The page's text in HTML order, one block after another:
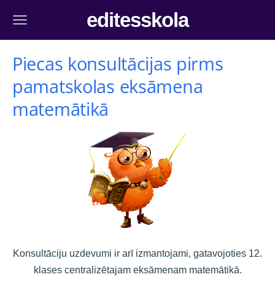
editesskola
Piecas konsultācijas pirms
pamatskolas eksāmena
matemātikā
Konsultāciju uzdevumi ir arī izmantojami, gatavojoties 12.
klases centralizētajam eksāmenam matemātikā.